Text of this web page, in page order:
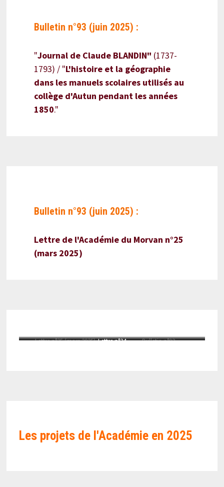
Bulletin n°93 (juin 2025) :
"Journal de Claude BLANDIN" (1737-
1793) / "L'histoire et la géographie
dans les manuels scolaires utilisés au
collège d'Autun pendant les années
1850."
Bulletin n°93 (juin 2025) :
Lettre de l'Académie du Morvan n°25
(mars 2025)
Lettre n°25 (mars 2025) Bulletin n°92
Lettre n°24
Les projets de l'Académie en 2025